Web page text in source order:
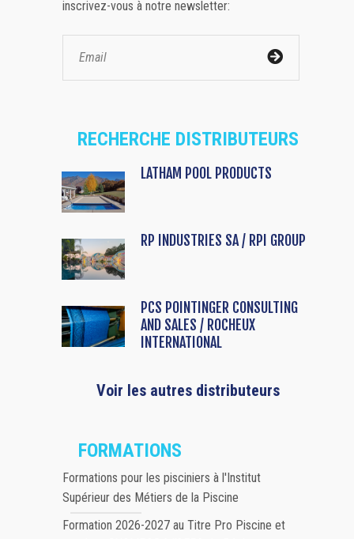
inscrivez-vous à notre newsletter:
RECHERCHE DISTRIBUTEURS
LATHAM POOL PRODUCTS
RP INDUSTRIES SA / RPI GROUP
PCS POINTINGER CONSULTING
AND SALES / ROCHEUX
INTERNATIONAL
Voir les autres distributeurs
FORMATIONS
Formations pour les pisciniers à l'Institut
Supérieur des Métiers de la Piscine
Formation 2026-2027 au Titre Pro Piscine et